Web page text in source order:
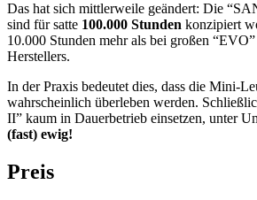
Das hat sich mittlerweile geändert: Die
sind für satte 100.000 Stunden konzipiert
10.000 Stunden mehr als bei großen
Herstellers.
In der Praxis bedeutet dies, dass die Mini-
wahrscheinlich überleben werden.
II” kaum in Dauerbetrieb einsetzen, unter
(fast) ewig!
Preis